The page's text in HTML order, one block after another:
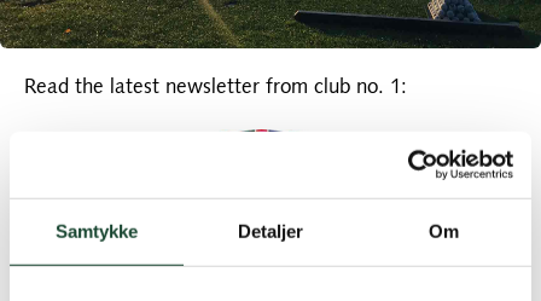
Samtykke Detaljer Om
Read the latest newsletter from club no. 1: